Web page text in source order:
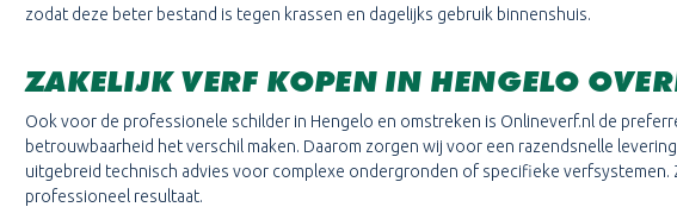
zodat deze beter bestand is tegen krassen en dagelijks gebruik binnenshuis.
ZAKELIJK VERF KOPEN IN HENGELO
Ook voor de professionele schilder in Hengelo en omstreken is Onlineverf.nl de
betrouwbaarheid het verschil maken. Daarom zorgen wij voor een razendsnelle
uitgebreid technisch advies voor complexe ondergronden of specifieke
professioneel resultaat.